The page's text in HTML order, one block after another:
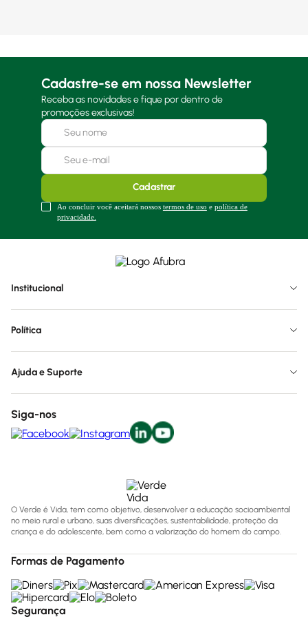
Cadastre-se em nossa Newsletter
Receba as novidades e fique por dentro de
promoções exclusivas!
Cadastrar
Ao concluir você aceitará nossos termos de uso e política de
privacidade.
Institucional
Política
Ajuda e Suporte
Siga-nos
O Verde é Vida, tem como objetivo, desenvolver a educação socioambiental
no meio rural e urbano, suas diversificações, sustentabilidade, proteção da
criança e do adolescente, bem como a valorização do homem do campo.
Formas de Pagamento
Segurança